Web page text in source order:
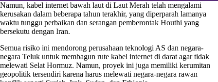
Namun, kabel internet bawah laut di Laut Merah telah mengalami
kerusakan dalam beberapa tahun terakhir, yang diperparah lamanya
waktu tunggu perbaikan dan serangan pemberontak Houthi yang
bersekutu dengan Iran.
Semua risiko ini mendorong perusahaan teknologi AS dan negara-
negara Teluk untuk membagun rute kabel internet di darat agar tidak
melewati Selat Hormuz. Namun, proyek ini juga memiliki kerumitan
geopolitik tersendiri karena harus melewati negara-negara rawan